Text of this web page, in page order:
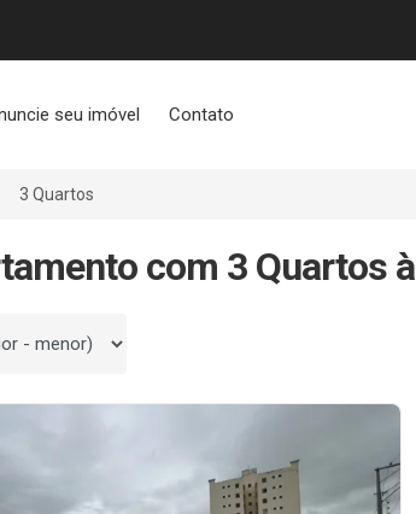
seu imóvel Contato
3 Quartos
com 3 Quartos